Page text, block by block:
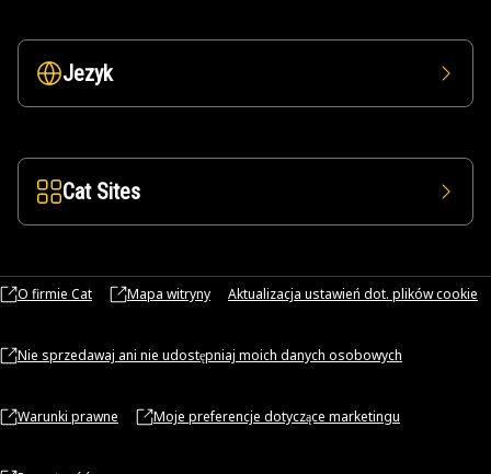
Jezyk
Cat Sites
O firmie Cat Mapa witryny Aktualizacja ustawień dot. plików cookie
Nie sprzedawaj ani nie udostępniaj moich danych osobowych
Warunki prawne Moje preferencje dotyczące marketingu